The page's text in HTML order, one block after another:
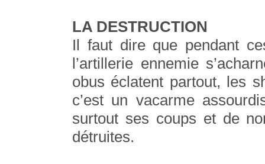
LA DESTRUCTION
Il faut dire que pendant
l’artillerie ennemie
obus éclatent partout, les
c’est un vacarme
surtout ses coups et de
détruites.